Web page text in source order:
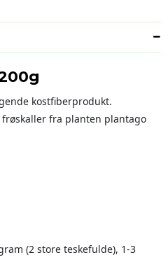
kostfiberprodukt.
fra planten plantago
(2 store teskefulde), 1-3